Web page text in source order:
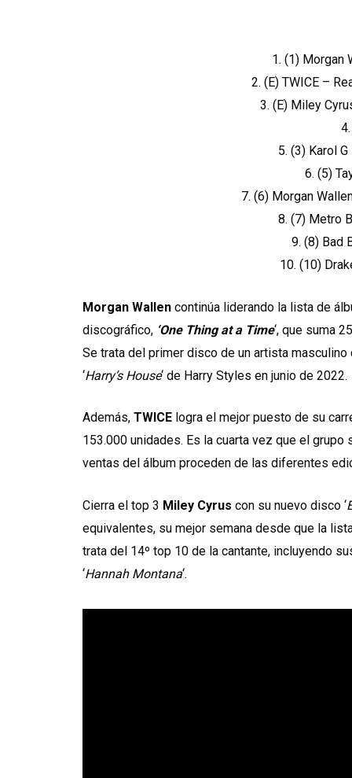
1. (1) Morgan
2. (E) TWICE –
3. (E) Miley
5. (3) Karol
6. (5)
7. (6) Morgan
8. (7) Metro
9. (8) Bad
10. (10)
Morgan Wallen continúa liderando la lista de
discográfico, ‘One Thing at a Time‘, que suma
Se trata del primer disco de un artista
‘Harry’s House‘ de Harry Styles en junio de 2022.
Además,TWICE logra el mejor puesto de su
153.000 unidades. Es la cuarta vez que el
ventas del álbum proceden de las diferentes
Cierra el top 3 Miley Cyrus con su nuevo disco ‘
equivalentes, su mejor semana desde que la
trata del 14º top 10 de la cantante, incluyendo
‘Hannah Montana‘.